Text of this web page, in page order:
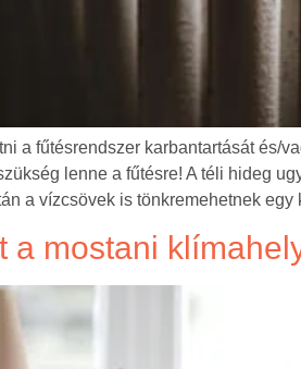
a fűtésrendszer karbantartását és/
lenne a fűtésre! A téli hideg
a vízcsövek is tönkremehetnek
a mostani